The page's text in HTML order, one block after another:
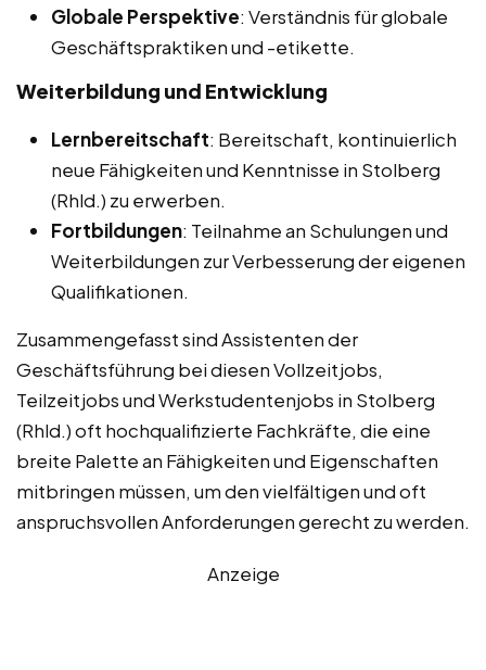
Globale Perspektive: Verständnis für globale
Geschäftspraktiken und -etikette.
Weiterbildung und Entwicklung
Lernbereitschaft: Bereitschaft, kontinuierlich
neue Fähigkeiten und Kenntnisse in Stolberg
(Rhld.) zu erwerben.
Fortbildungen: Teilnahme an Schulungen und
Weiterbildungen zur Verbesserung der eigenen
Qualifikationen.
Zusammengefasst sind Assistenten der
Geschäftsführung bei diesen Vollzeitjobs,
Teilzeitjobs und Werkstudentenjobs in Stolberg
(Rhld.) oft hochqualifizierte Fachkräfte, die eine
breite Palette an Fähigkeiten und Eigenschaften
mitbringen müssen, um den vielfältigen und oft
anspruchsvollen Anforderungen gerecht zu werden.
Anzeige